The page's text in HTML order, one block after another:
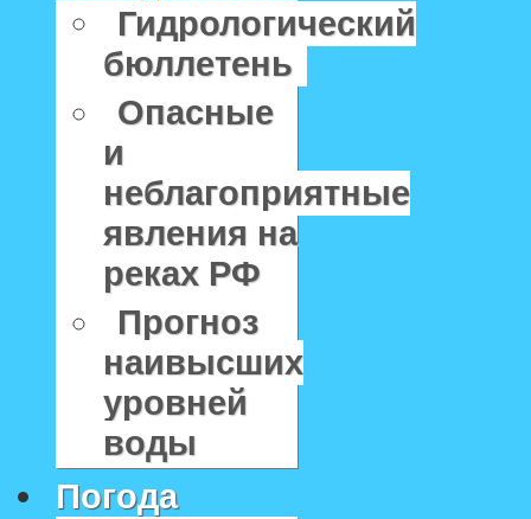
Гидрологический
бюллетень
Опасные
и
неблагоприятные
явления на
реках РФ
Прогноз
наивысших
уровней
воды
Погода